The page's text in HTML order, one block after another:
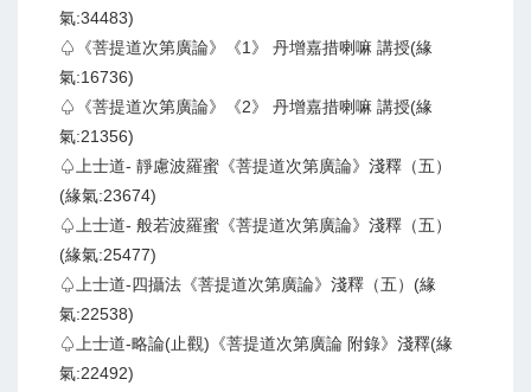
氣:34483)
♤《菩提道次第廣論》《1》 丹增嘉措喇嘛 講授(緣
氣:16736)
♤《菩提道次第廣論》《2》 丹增嘉措喇嘛 講授(緣
氣:21356)
♤上士道- 靜慮波羅蜜《菩提道次第廣論》淺釋（五）
(緣氣:23674)
♤上士道- 般若波羅蜜《菩提道次第廣論》淺釋（五）
(緣氣:25477)
♤上士道-四攝法《菩提道次第廣論》淺釋（五）(緣
氣:22538)
♤上士道-略論(止觀)《菩提道次第廣論 附錄》淺釋(緣
氣:22492)